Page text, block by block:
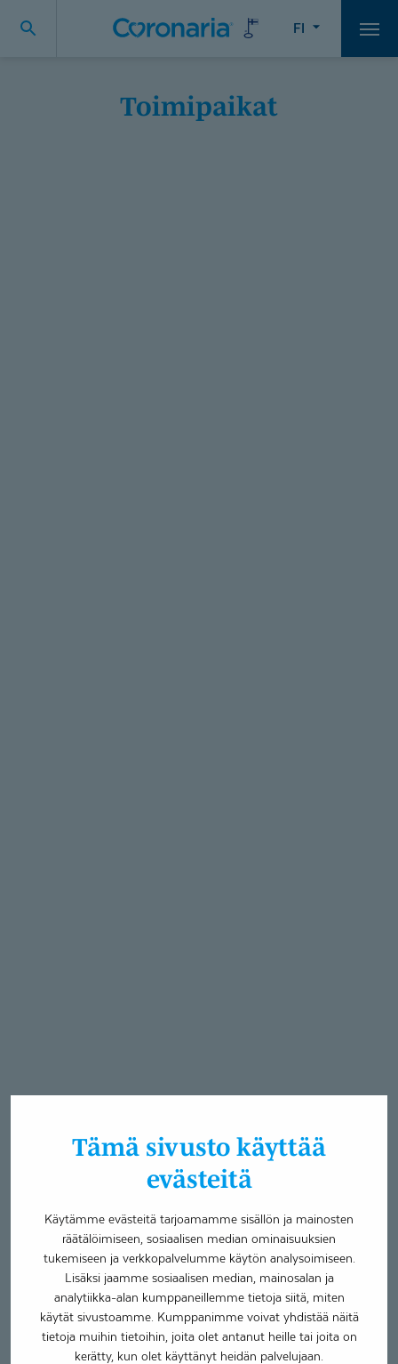
Tämä sivusto käyttää
evästeitä
Käytämme evästeitä tarjoamamme sisällön ja mainosten
räätälöimiseen, sosiaalisen median ominaisuuksien
tukemiseen ja verkkopalvelumme käytön analysoimiseen.
Lisäksi jaamme sosiaalisen median, mainosalan ja
analytiikka-alan kumppaneillemme tietoja siitä, miten
käytät sivustoamme. Kumppanimme voivat yhdistää näitä
tietoja muihin tietoihin, joita olet antanut heille tai joita on
kerätty, kun olet käyttänyt heidän palvelujaan.
FI
Toimipaikat